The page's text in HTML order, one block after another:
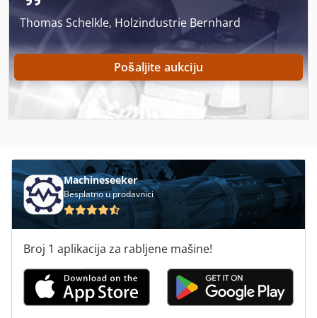
Author 504
Automatski Aparat Za Kavu
Avant 520
Avantra 30
Bcs 745
Cehisa Ep 7
International 5288
Mašini Za Mljevenje
Nt 551
Obraćajući Se
Thomas Schelkle, Holzindustrie Bernhard
Pošaljite aukciju
Machineseeker
Besplatno u prodavnici
Broj 1 aplikacija za rabljene mašine!